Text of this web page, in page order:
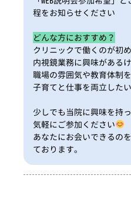
程をお知らせください
どんな方におすすめ？
クリニックで働くのが初
内視鏡業務に興味がある
職場の雰囲気や教育体制
子育てと仕事を両立した
少しでも当院に興味を持
気軽にご参加ください
あなたにお会いできるの
ております。